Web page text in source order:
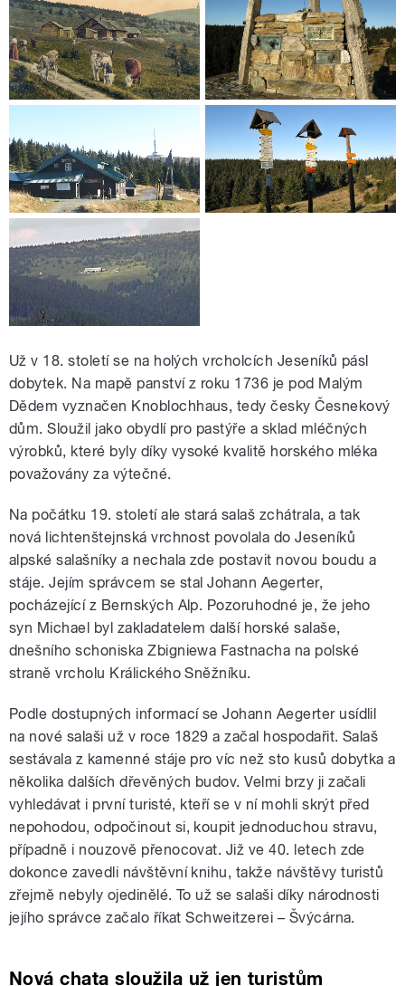
Už v 18. století se na holých vrcholcích Jeseníků pásl
dobytek. Na mapě panství z roku 1736 je pod Malým
Dědem vyznačen Knoblochhaus, tedy česky Česnekový
dům. Sloužil jako obydlí pro pastýře a sklad mléčných
výrobků, které byly díky vysoké kvalitě horského mléka
považovány za výtečné.
Na počátku 19. století ale stará salaš zchátrala, a tak
nová lichtenštejnská vrchnost povolala do Jeseníků
alpské salašníky a nechala zde postavit novou boudu a
stáje. Jejím správcem se stal Johann Aegerter,
pocházející z Bernských Alp. Pozoruhodné je, že jeho
syn Michael byl zakladatelem další horské salaše,
dnešního schoniska Zbigniewa Fastnacha na polské
straně vrcholu Králického Sněžníku.
Podle dostupných informací se Johann Aegerter usídlil
na nové salaši už v roce 1829 a začal hospodařit. Salaš
sestávala z kamenné stáje pro víc než sto kusů dobytka a
několika dalších dřevěných budov. Velmi brzy ji začali
vyhledávat i první turisté, kteří se v ní mohli skrýt před
nepohodou, odpočinout si, koupit jednoduchou stravu,
případně i nouzově přenocovat. Již ve 40. letech zde
dokonce zavedli návštěvní knihu, takže návštěvy turistů
zřejmě nebyly ojedinělé. To už se salaši díky národnosti
jejího správce začalo říkat Schweitzerei – Švýcárna.
Nová chata sloužila už jen turistům